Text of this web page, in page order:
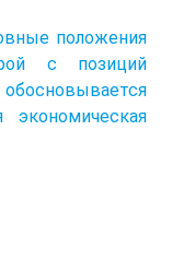
положения
с позиций